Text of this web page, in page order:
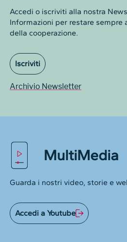
Accedi o iscriviti alla nostra
Informazioni per restare sempre
della cooperazione.
Iscriviti
Archivio Newsletter
MultiMedia
Guarda i nostri video, storie e
Accedi a Youtube